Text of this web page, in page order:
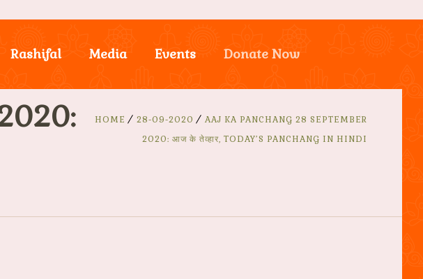
Rashifal Media Events Donate Now
HOME 28-09-2020
AAJ KA PANCHANG 28 SEPTEMBER
2020: आज के तेव्हार, TODAY’S PANCHANG IN HINDI